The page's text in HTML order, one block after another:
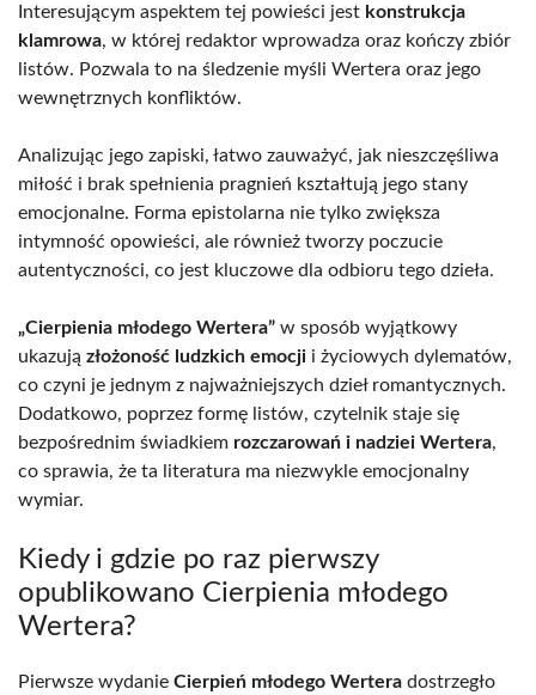
Interesującym aspektem tej powieści jest konstrukcja
klamrowa, w której redaktor wprowadza oraz kończy zbiór
listów. Pozwala to na śledzenie myśli Wertera oraz jego
wewnętrznych konfliktów.
Analizując jego zapiski, łatwo zauważyć, jak nieszczęśliwa
miłość i brak spełnienia pragnień kształtują jego stany
emocjonalne. Forma epistolarna nie tylko zwiększa
intymność opowieści, ale również tworzy poczucie
autentyczności, co jest kluczowe dla odbioru tego dzieła.
„Cierpienia młodego Wertera” w sposób wyjątkowy
ukazują złożoność ludzkich emocji i życiowych dylematów,
co czyni je jednym z najważniejszych dzieł romantycznych.
Dodatkowo, poprzez formę listów, czytelnik staje się
bezpośrednim świadkiem rozczarowań i nadziei Wertera,
co sprawia, że ta literatura ma niezwykle emocjonalny
wymiar.
Kiedy i gdzie po raz pierwszy
opublikowano Cierpienia młodego
Wertera?
Pierwsze wydanie Cierpień młodego Wertera dostrzegło